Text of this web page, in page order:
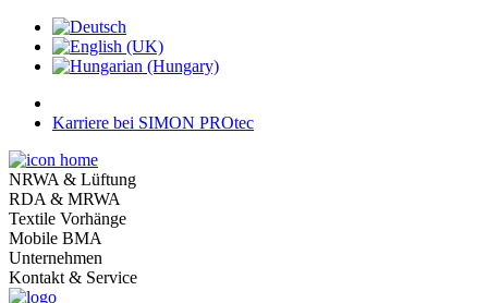
Karriere bei SIMON PROtec
NRWA & Lüftung
RDA & MRWA
Textile Vorhänge
Mobile BMA
Unternehmen
Kontakt & Service